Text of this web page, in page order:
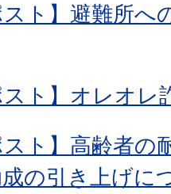
スト】避難所へ
スト】オレオレ
スト】高齢者の
の引き上げに